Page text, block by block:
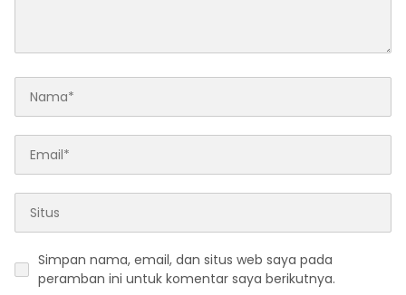
Simpan nama, email, dan situs web saya pada
peramban ini untuk komentar saya berikutnya.